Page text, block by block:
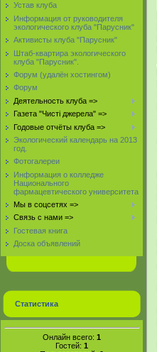
Устав клуба
Информация от руководителя
экологического клуба "Парусник"
Активисты клуба "Парусник"
Штаб-квартира экологического
клуба "Парусник".
Форум (удалён хостингом)
Форум
Деятельность клуба =>
Газета "Чисті джерела" =>
Годовые отчёты клуба =>
Экологический календарь на 2013
год.
Фотогалереи
Информация о колледже
Национального
фармацевтического университета
Мы в соцсетях =>
Связь с нами =>
Гостевая книга
Доска объявлений
Статистика
Онлайн всего: 1
Гостей: 1